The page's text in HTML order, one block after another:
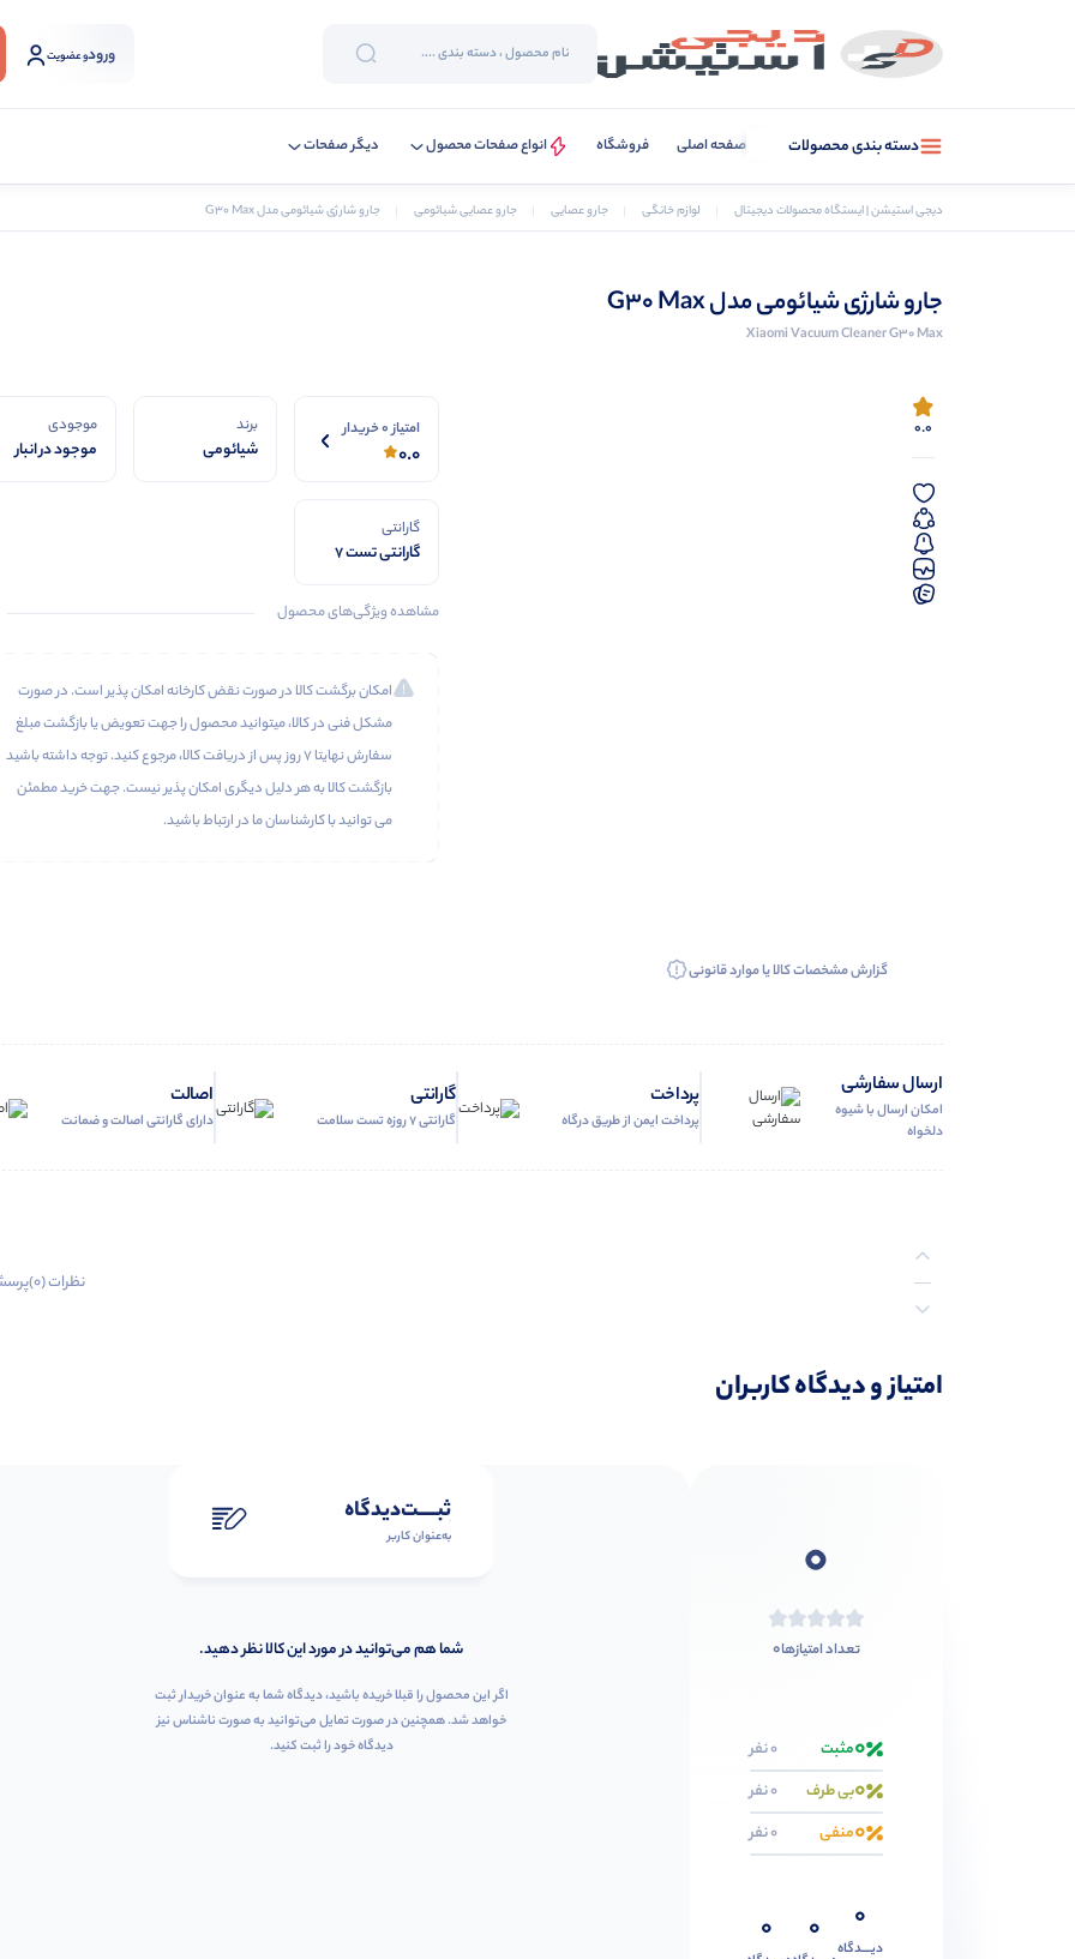
ورودو عضویت
دسته بندی محصولات صفحه اصلی فروشگاه انواع صفحات محصول دیگر صفحات
دیجی استیشن | ایستگاه محصولات دیجیتال لوازم خانگی جارو عصایی جارو عصایی شیائومی جارو شارژی شیائومی مدل G30 Max
جارو شارژی شیائومی مدل G30 Max
Xiaomi Vacuum Cleaner G30 Max
0.0
گزارش مشخصات کالا یا موارد قانونی
امتیاز 0 خریدار
0.0
برند
شیائومی
موجودی
موجود در انبار
گارانتی
گارانتی تست 7
استیشن
مشاهده ویژگی‌های محصول
امکان برگشت کالا در صورت نقض کارخانه امکان پذیر است. در صورت
مشکل فنی در کالا، میتوانید محصول را جهت تعویض یا بازگشت مبلغ
سفارش نهایتا 7 روز پس از دریافت کالا، مرجوع کنید. توجه داشته باشید
بازگشت کالا به هر دلیل دیگری امکان پذیر نیست. جهت خرید مطمئن
می توانید با کارشناسان ما در ارتباط باشید.
ارسال سفارشی
امکان ارسال با شیوه
دلخواه
پرداخت
پرداخت ایمن از طریق درگاه
گارانتی
گارانتی 7 روزه تست سلامت
اصالت
دارای گارانتی اصالت و ضمانت
نظرات (0)
امتیاز و دیدگاه کاربران
0
تعداد امتیازها0
0مثبت 0 نفر
0بی طرف 0 نفر
0منفی 0 نفر
0
دیــــدگاه
0
0
ثبـــــت‌دیدگاه
به‌عنوان کاربر
شما هم می‌توانید در مورد این کالا نظر دهید.
اگر این محصول را قبلا خریده باشید، دیدگاه شما به عنوان خریدار ثبت
خواهد شد. همچنین در صورت تمایل می‌توانید به صورت ناشناس نیز
دیدگاه خود را ثبت کنید.